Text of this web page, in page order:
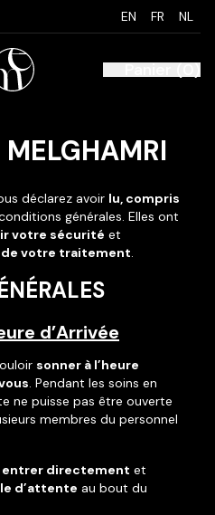
EN FR NL
Panier(0)
déclarez avoir lu, compris
générales. Elles ont
votre sécurité et
votre traitement.
d’Arrivée
sonner à l’heure
. Pendant les soins en
ne puisse pas être ouverte
membres du personnel
entrer directement et
d’attente au bout du